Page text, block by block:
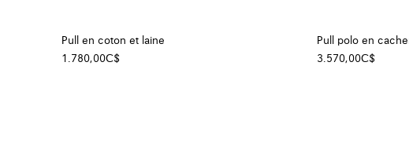
Pull en coton et laine
1.780,00C$
Pull polo en
3.570,00C$